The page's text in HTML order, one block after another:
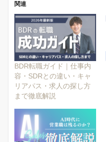
関連
BDR転職ガイド｜仕事内
容・SDRとの違い・キャ
リアパス・求人の探し方
まで徹底解説